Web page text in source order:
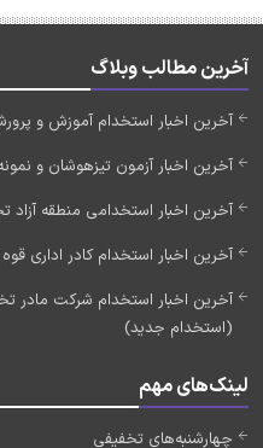
آخرین مطالب وبلاگ
آخرین اخبار استخدام آموزش و پرورش 1405 (به
آخرین اخبار آزمون تیزهوشان و
آخرین اخبار استخدامی منطقه آزاد
آخرین اخبار استخدام کادر اداری قوه قضاییه
(استخدام جدید)
لینک‌های مهم
چهارشنبه‌های تخفیفی